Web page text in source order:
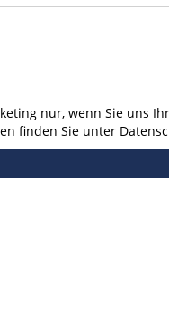
nur, wenn Sie uns
finden Sie unter